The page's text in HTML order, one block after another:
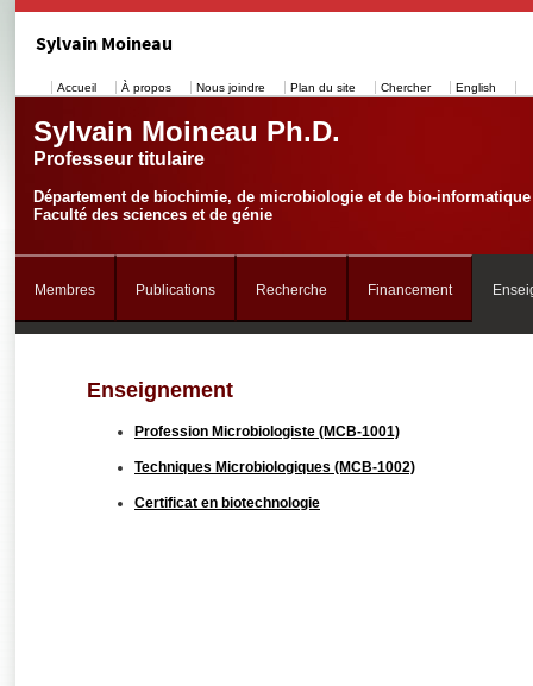
Sylvain Moineau
Accueil À propos Nous joindre Plan du site Chercher English
Sylvain Moineau Ph.D.
Professeur titulaire
Département de biochimie, de microbiologie et de bio-informatique
Faculté des sciences et de génie
Membres Publications Recherche Financement
Enseignement
Profession Microbiologiste (MCB-1001)
Techniques Microbiologiques (MCB-1002)
Certificat en biotechnologie